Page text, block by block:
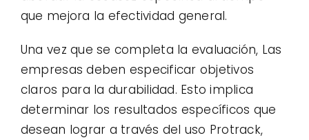
que mejora la efectividad general.
Una vez que se completa la evaluación, Las
empresas deben especificar objetivos
claros para la durabilidad. Esto implica
determinar los resultados específicos que
desean lograr a través del uso Protrack,